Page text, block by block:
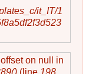
it_IT/1
on null in